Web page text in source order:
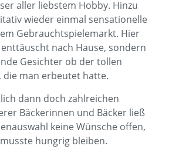
aller liebstem Hobby. Hinzu
wieder einmal sensationelle
Gebrauchtspielemarkt. Hier
nach Hause, sondern
Gesichter ob der tollen
die man erbeutet hatte.
dann doch zahlreichen
Bäckerinnen und Bäcker ließ
keine Wünsche offen,
hungrig bleiben.